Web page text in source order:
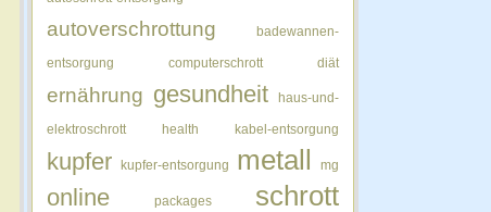
autoverschrottung badewannen-
entsorgung computerschrott diät
ernährung gesundheit haus-und-
elektroschrott health kabel-entsorgung
kupfer kupfer-entsorgung metall mg
online packages schrott